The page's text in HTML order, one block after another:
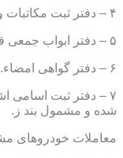
۴ – دفتر ثبت مکاتبات و تقاضانامه اجرایی و خلاصه معاملات.
۵ – دفتر ابواب جمعی قبوض سپرده و اوراق بهادار.
۶ – دفتر گواهی امضاء.
۷ – دفتر ثبت اسامی
شده و مشمول بند ز.
معاملات خودروهای